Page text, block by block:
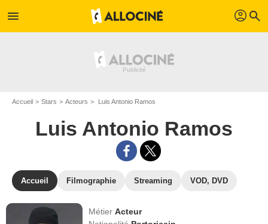
menu profil search
Accueil Stars Acteurs Luis Antonio Ramos
Luis Antonio Ramos
Accueil Filmographie Streaming VOD, DVD
MétierActeur